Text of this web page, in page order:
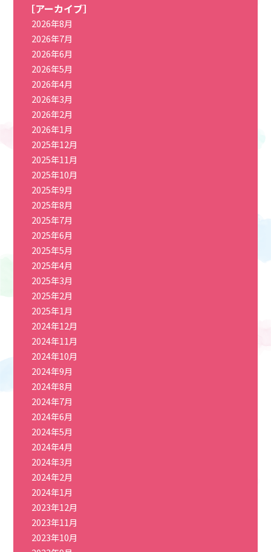
［アーカイブ］
2026年8月
2026年7月
2026年6月
2026年5月
2026年4月
2026年3月
2026年2月
2026年1月
2025年12月
2025年11月
2025年10月
2025年9月
2025年8月
2025年7月
2025年6月
2025年5月
2025年4月
2025年3月
2025年2月
2025年1月
2024年12月
2024年11月
2024年10月
2024年9月
2024年8月
2024年7月
2024年6月
2024年5月
2024年4月
2024年3月
2024年2月
2024年1月
2023年12月
2023年11月
2023年10月